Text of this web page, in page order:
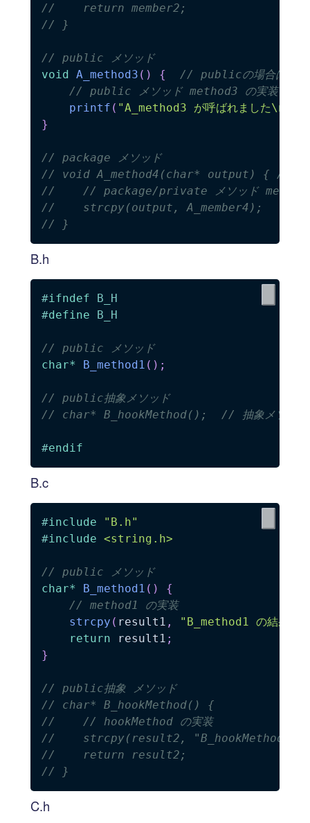
//    return member2;
// }
// public メソッド
void A_method3 ( ) {
// publicの場合は、
// public メソッド method3 の実装
printf ( "A_method3 が呼ばれました\n"
}
// package メソッド
// void A_method4(char* output) { //
//    // package/private メソッド method4
//    strcpy(output, A_member4);
// }
B.h
#ifndef
B_H
#define B_H
// public メソッド
char* B_method1 ( ) ;
// public抽象メソッド
// char* B_hookMethod();  // 抽象メソッドは
#endif
B.c
#include
"B.h"
#include <string.h>
// public メソッド
char* B_method1 ( )
{
// method1 の実装
strcpy ( result1 , "B_method1 の結果"
return result1 ;
}
// public抽象 メソッド
// char* B_hookMethod() {
//    // hookMethod の実装
//    strcpy(result2, "B_hookMethod の
//    return result2;
// }
C.h